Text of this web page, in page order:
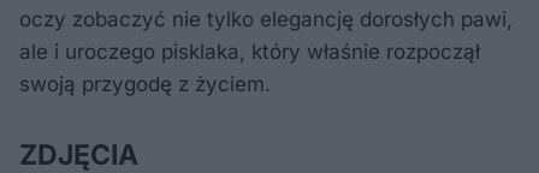
oczy zobaczyć nie tylko elegancję dorosłych pawi,
ale i uroczego pisklaka, który właśnie rozpoczął
swoją przygodę z życiem.
ZDJĘCIA